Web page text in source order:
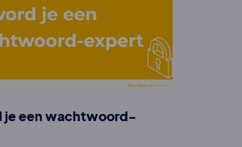
je een wachtwoord-